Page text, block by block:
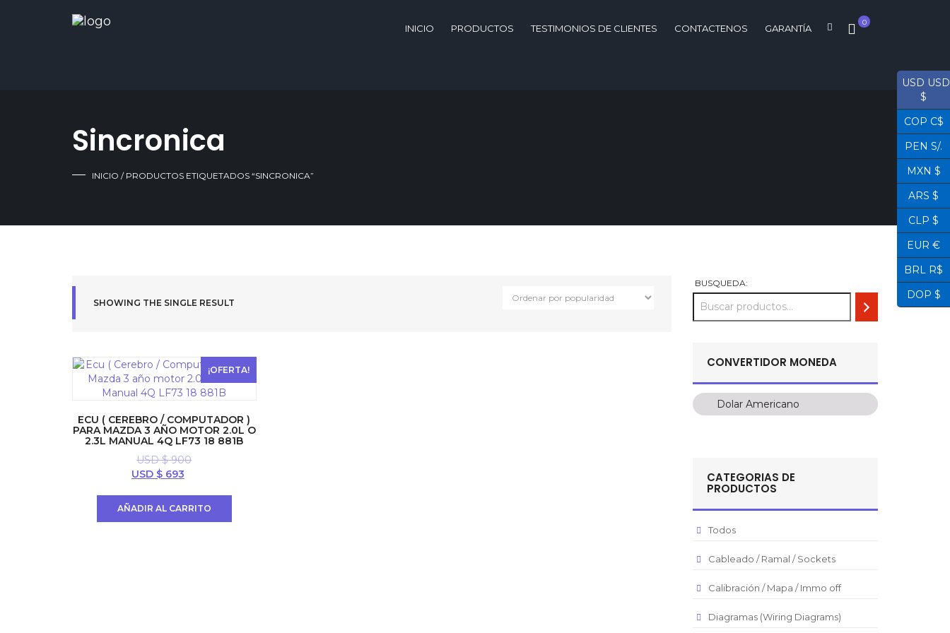
0
INICIO PRODUCTOS TESTIMONIOS DE CLIENTES CONTACTENOS GARANTÍA
Sincronica
INICIO / PRODUCTOS ETIQUETADOS “SINCRONICA”
SHOWING THE SINGLE RESULT
¡OFERTA!
ECU ( CEREBRO / COMPUTADOR )
PARA MAZDA 3 AÑO MOTOR 2.0L O
2.3L MANUAL 4Q LF73 18 881B
USD $900
El
era:
USD $693El
es:
AÑADIR AL CARRITO
BUSQUEDA:
CONVERTIDOR MONEDA
Dolar Americano
Dolar Americano
Pesos Mexicanos
Peso Chileno
CATEGORIAS DE
PRODUCTOS
Todos
Cableado / Ramal / Sockets
Calibración / Mapa / Immo off
Diagramas (Wiring Diagrams)
USD USD
$
COP C$
PEN S/.
MXN $
ARS $
CLP $
EUR €
BRL R$
DOP $